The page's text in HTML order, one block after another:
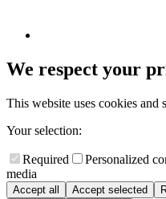
We respect your
This website uses cookies and
Your selection:
Required Personalized
media
Accept all Accept selected